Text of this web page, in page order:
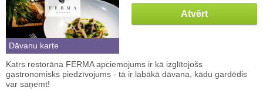
Dāvanu karte
Atvērt
Katrs restorāna FERMA apciemojums ir kā izglītojošs
gastronomisks piedzīvojums - tā ir labākā dāvana, kādu gardēdis
var saņemt!